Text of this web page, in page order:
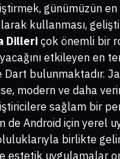
günümüzün en
kullanması,
Dilleri çok önemli bir
etkileyen en
bulunmaktadır.
modern ve daha
sağlam bir
de Android için yerel
birlikte
estetik uygulamalar